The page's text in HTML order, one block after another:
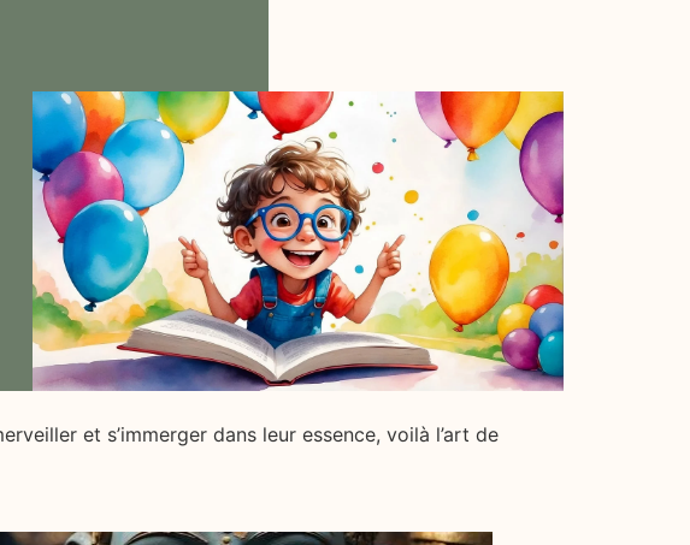
et s’immerger dans leur essence, voilà l’art de